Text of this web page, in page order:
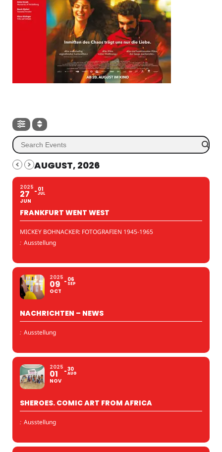
AUGUST, 2026
2025
27
JUN
01
JUL
FRANKFURT WENT WEST
MICKEY BOHNACKER: FOTOGRAFIEN 1945-1965
: Ausstellung
2025
09
OCT
06
SEP
NACHRICHTEN – NEWS
: Ausstellung
2025
01
NOV
30
AUG
SHEROES. COMIC ART FROM AFRICA
: Ausstellung